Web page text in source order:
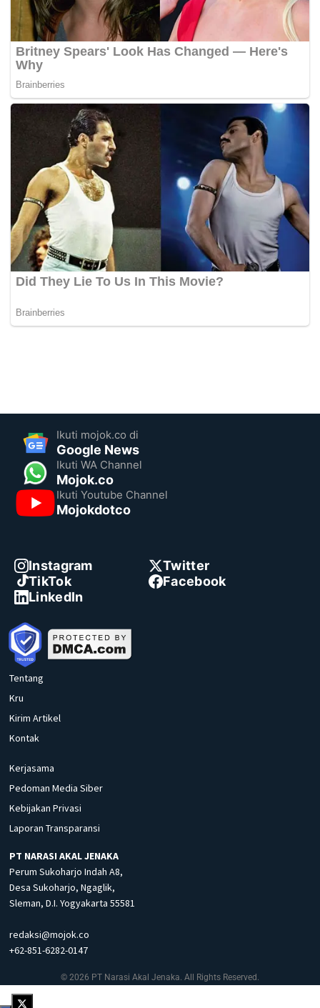
Ikuti mojok.co di
Google News
Ikuti WA Channel
Mojok.co
Ikuti Youtube Channel
Mojokdotco
Instagram
Twitter
TikTok
Facebook
LinkedIn
Tentang
Kru
Kirim Artikel
Kontak
Kerjasama
Pedoman Media Siber
Kebijakan Privasi
Laporan Transparansi
PT NARASI AKAL JENAKA
Perum Sukoharjo Indah A8,
Desa Sukoharjo, Ngaglik,
Sleman, D.I. Yogyakarta 55581
redaksi@mojok.co
+62-851-6282-0147
© 2026 PT Narasi Akal Jenaka. All Rights Reserved.